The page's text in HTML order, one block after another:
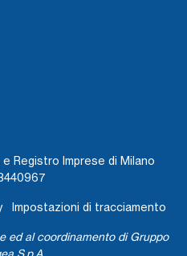
Registro Imprese di Milano
Impostazioni di tracciamento
ed al coordinamento di Gruppo